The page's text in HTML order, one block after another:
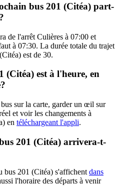
bus 201 (Citéa) part-
de l'arrêt Culières à 07:00 et
à 07:30. La durée totale du trajet
est de 30.
(Citéa) est à l'heure, en
sur la carte, garder un œil sur
et voir les changements à
en téléchargeant l'appli.
201 (Citéa) arrivera-t-
bus 201 (Citéa) s'affichent dans
l'horaire des départs à venir